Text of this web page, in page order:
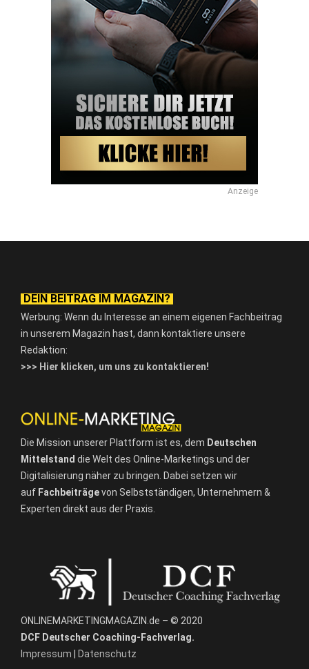
Anzeige
DEIN BEITRAG IM MAGAZIN?
Werbung: Wenn du Interesse an einem eigenen Fachbeitrag
in unserem Magazin hast, dann kontaktiere unsere
Redaktion:
>>> Hier klicken, um uns zu kontaktieren!
Die Mission unserer Plattform ist es, dem Deutschen
Mittelstand die Welt des Online-Marketings und der
Digitalisierung näher zu bringen. Dabei setzen wir
auf Fachbeiträgevon Selbstständigen, Unternehmern &
Experten direkt aus der Praxis.
ONLINEMARKETINGMAGAZIN.de – © 2020
DCF Deutscher Coaching-Fachverlag.
Impressum
Datenschutz